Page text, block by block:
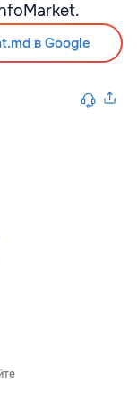
в Google